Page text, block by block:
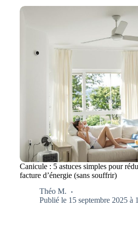
Canicule : 5 astuces simples pour
facture d’énergie (sans souffrir)
Théo M.
Publié le 15 septembre 2025 à